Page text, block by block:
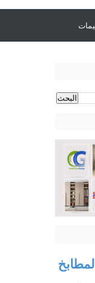
ث
شركة مارنكو للمطابخ